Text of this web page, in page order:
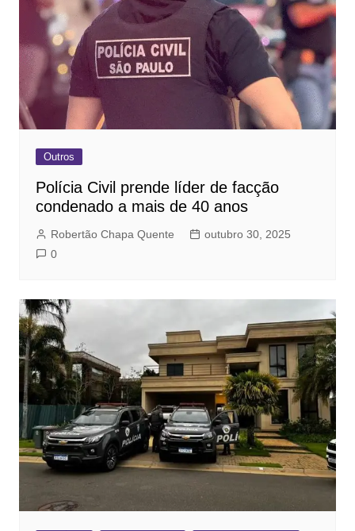
Outros
Polícia Civil prende líder de facção
condenado a mais de 40 anos
Robertão Chapa Quente
outubro 30, 2025
0